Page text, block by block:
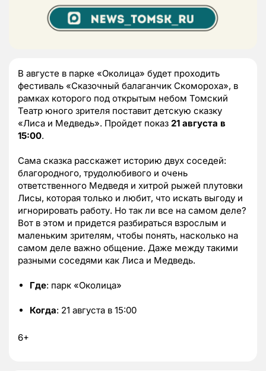
В августе в парке «Околица» будет проходить
фестиваль «Сказочный балаганчик Скомороха», в
рамках которого под открытым небом Томский
Театр юного зрителя поставит детскую сказку
«Лиса и Медведь». Пройдет показ 21 августа в
15:00.
Сама сказка расскажет историю двух соседей:
благородного, трудолюбивого и очень
ответственного Медведя и хитрой рыжей плутовки
Лисы, которая только и любит, что искать выгоду и
игнорировать работу. Но так ли все на самом деле?
Вот в этом и придется разбираться взрослым и
маленьким зрителям, чтобы понять, насколько на
самом деле важно общение. Даже между такими
разными соседями как Лиса и Медведь.
Где: парк «Околица»
Когда: 21 августа в 15:00
6+